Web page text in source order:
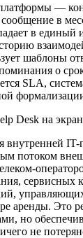
—
в
в единый
шаблоны
о
SLA,
внутренней
потоком
сервисных
аренды. Это
но
не